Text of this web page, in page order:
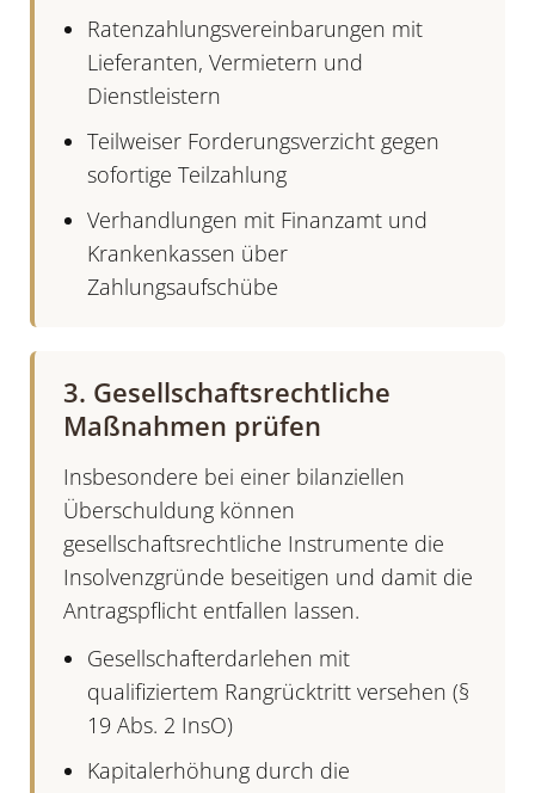
Ratenzahlungsvereinbarungen mit
Lieferanten, Vermietern und
Dienstleistern
Teilweiser Forderungsverzicht gegen
sofortige Teilzahlung
Verhandlungen mit Finanzamt und
Krankenkassen über
Zahlungsaufschübe
3. Gesellschaftsrechtliche
Maßnahmen prüfen
Insbesondere bei einer bilanziellen
Überschuldung können
gesellschaftsrechtliche Instrumente die
Insolvenzgründe beseitigen und damit die
Antragspflicht entfallen lassen.
Gesellschafterdarlehen mit
qualifiziertem Rangrücktritt versehen (§
19 Abs. 2 InsO)
Kapitalerhöhung durch die